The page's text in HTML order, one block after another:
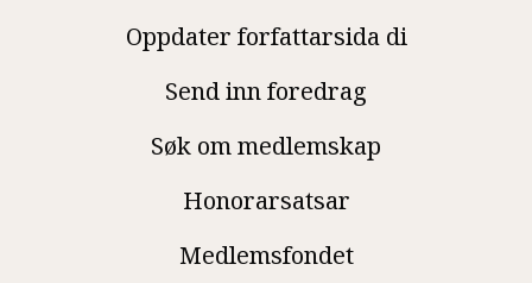
Oppdater forfattarsida di
Send inn foredrag
Søk om medlemskap
Honorarsatsar
Medlemsfondet